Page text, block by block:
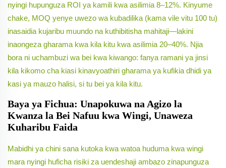
nyingi hupunguza ROI ya kamili kwa asilimia 8–12%. Kinyume
chake, MOQ yenye uwezo wa kubadilika (kama vile vitu 100 tu)
inasaidia kujaribu muundo na kuthibitisha mahitaji—lakini
inaongeza gharama kwa kila kitu kwa asilimia 20–40%. Njia
bora ni uchambuzi wa bei kwa kiwango: fanya ramani ya jinsi
kila kikomo cha kiasi kinavyoathiri gharama ya kufikia dhidi ya
kasi ya mauzo halisi, si tu bei ya kila kitu.
Baya ya Fichua: Unapokuwa na Agizo la
Kwanza la Bei Nafuu kwa Wingi, Unaweza
Kuharibu Faida
Mabidhi ya chini sana kutoka kwa watoa huduma kwa wingi
mara nyingi huficha risiki za uendeshaji ambazo zinapunguza